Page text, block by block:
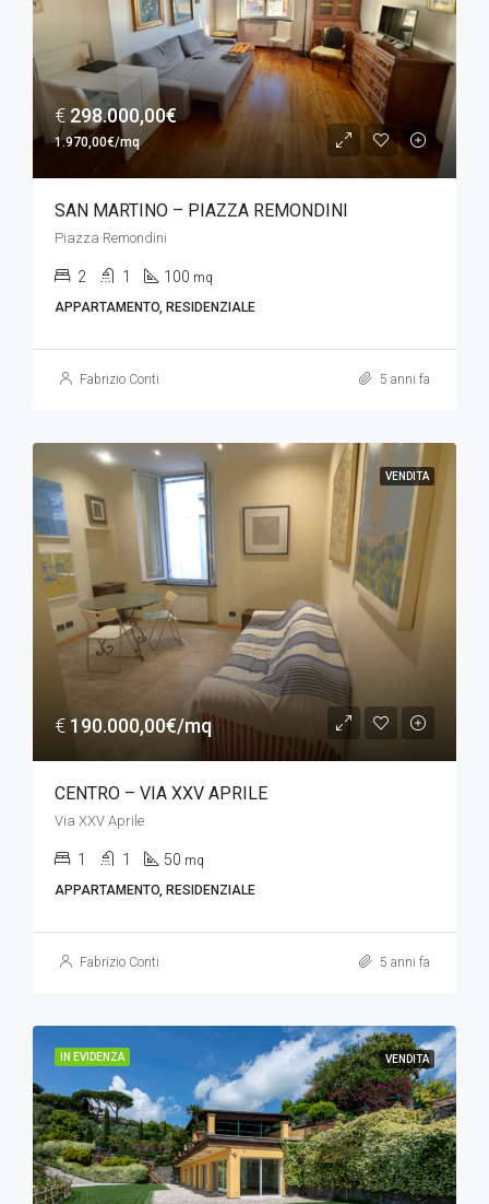
€ 298.000,00€
1.970,00€/mq
SAN MARTINO – PIAZZA REMONDINI
Piazza Remondini
2 1 100 mq
APPARTAMENTO, RESIDENZIALE
Fabrizio Conti 5 anni fa
VENDITA
€ 190.000,00€/mq
CENTRO – VIA XXV APRILE
Via XXV Aprile
1 1 50 mq
APPARTAMENTO, RESIDENZIALE
Fabrizio Conti 5 anni fa
IN EVIDENZA VENDITA